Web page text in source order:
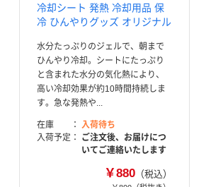
冷却シート 発熱 冷却用品 保
冷 ひんやりグッズ オリジナル
水分たっぷりのジェルで、朝まで
ひんやり冷却。シートにたっぷり
と含まれた水分の気化熱により、
高い冷却効果が約10時間持続しま
す。急な発熱や...
在庫
入荷待ち
入荷予定
ご注文後、お届けにつ
いてご連絡いたします
￥880（税込）